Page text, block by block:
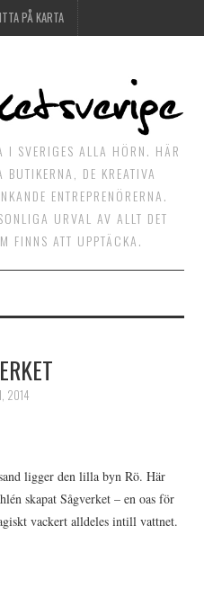
PÅ KARTA
I SVERIGES ALLA HÖRN. HÄR
DE KREATIVA
ENTREPRENÖRERNA.
URVAL AV ALLT DET
FINNS ATT UPPTÄCKA.
2014
ligger den lilla byn Rö. Här
skapat Sågverket – en oas för
vackert alldeles intill vattnet.